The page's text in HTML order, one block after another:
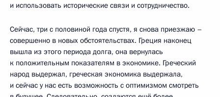
и использовать исторические связи и сотрудничество.
Сейчас, три с половиной года спустя, я снова приезжаю –
совершенно в новых обстоятельствах. Греция наконец
вышла из этого периода долга, она вернулась
к положительным показателям в экономике. Греческий
народ выдержал, греческая экономика выдержала,
и сейчас у нас есть возможность с оптимизмом смотреть